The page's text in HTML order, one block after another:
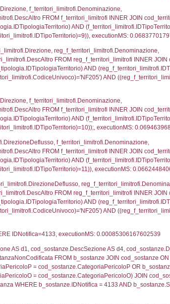
) WHERE (
executionMS:
FROM
AND
executionMS:
FROM f_territori_limitrofi INNER
AND
executionMS:
=
AND
FROM f_territori_limitrofi INNER
AND
executionMS: